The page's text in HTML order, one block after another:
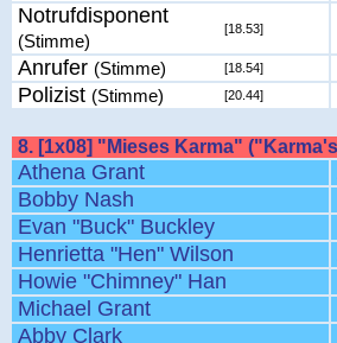
Notrufdisponent
(Stimme)
[18.53]
Anrufer (Stimme) [18.54]
Polizist (Stimme) [20.44]
8. [1x08] "Mieses Karma"
Athena Grant
Bobby Nash
Evan "Buck" Buckley
Henrietta "Hen" Wilson
Howie "Chimney" Han
Michael Grant
Abby Clark